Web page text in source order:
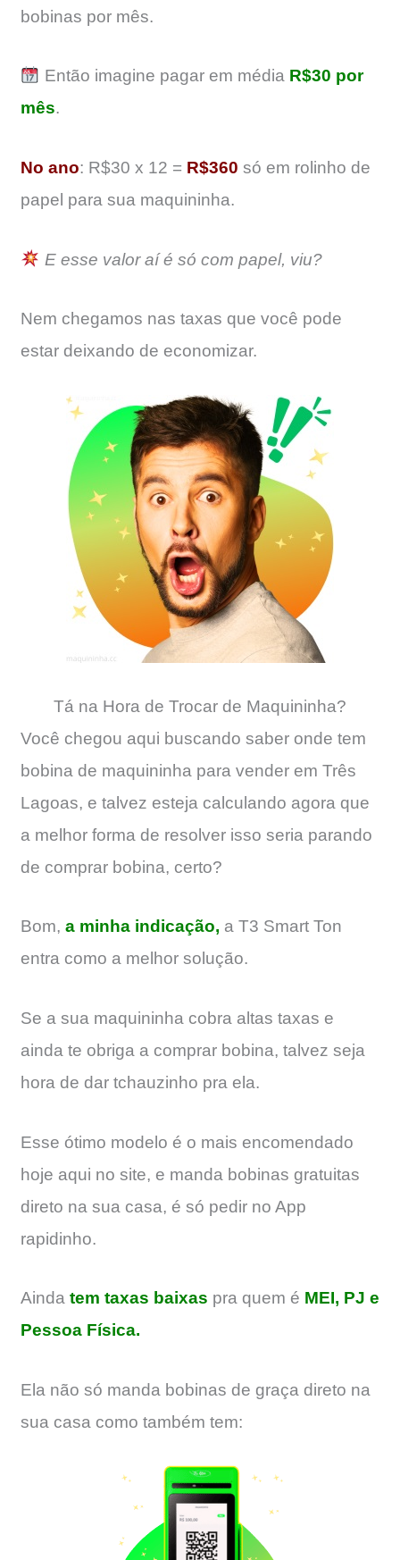
bobinas por mês.
Então imagine pagar em média R$30 por
mês.
No ano: R$30 x 12 = R$360 só em rolinho de
papel para sua maquininha.
E esse valor aí é só com papel, viu?
Nem chegamos nas taxas que você pode
estar deixando de economizar.
Tá na Hora de Trocar de Maquininha?
Você chegou aqui buscando saber onde tem
bobina de maquininha para vender em Três
Lagoas, e talvez esteja calculando agora que
a melhor forma de resolver isso seria parando
de comprar bobina, certo?
Bom, a minha indicação, a T3 Smart Ton
entra como a melhor solução.
Se a sua maquininha cobra altas taxas e
ainda te obriga a comprar bobina, talvez seja
hora de dar tchauzinho pra ela.
Esse ótimo modelo é o mais encomendado
hoje aqui no site, e manda bobinas gratuitas
direto na sua casa, é só pedir no App
rapidinho.
Ainda tem taxas baixas pra quem é MEI, PJ e
Pessoa Física.
Ela não só manda bobinas de graça direto na
sua casa como também tem: